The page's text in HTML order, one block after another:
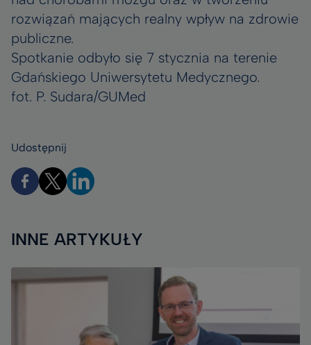
rozwiązań mających realny wpływ na zdrowie
publiczne.
Spotkanie odbyło się 7 stycznia na terenie
Gdańskiego Uniwersytetu Medycznego.
fot. P. Sudara/GUMed
Udostępnij
INNE ARTYKUŁY